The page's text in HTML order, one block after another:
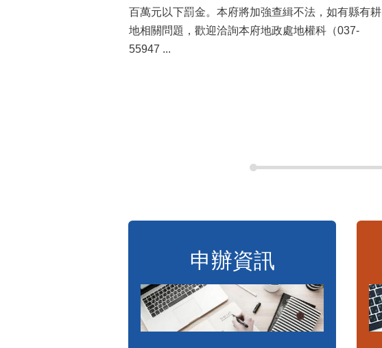
百萬元以下罰金。本府將加強查緝不法，如有縣有耕
地相關問題，歡迎洽詢本府地政處地權科（037-
55947 ...
申辦資訊